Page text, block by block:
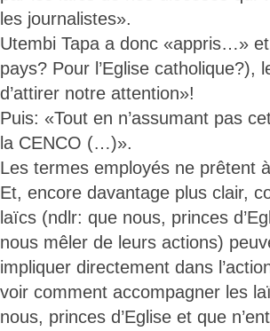
les journalistes».
Utembi Tapa a donc «appris…»
pays? Pour l’Eglise catholique?),
d’attirer notre attention»!
Puis: «Tout en n’assumant pas
la CENCO (…)».
Les termes employés ne prêtent
Et, encore davantage plus clair,
laïcs (ndlr: que nous, princes
nous mêler de leurs actions)
impliquer directement dans
voir comment accompagner les
nous, princes d’Eglise et que